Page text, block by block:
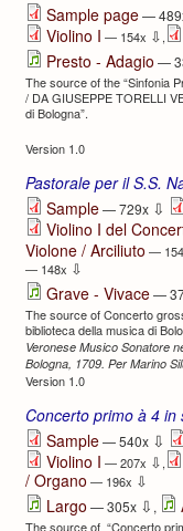
Sample page—
Violino I — 154x ⇩,
Presto - Adagio —
The source of the “Sinfonia
/ DA GIUSEPPE TORELLI
di Bologna”.
Version 1.0
Pastorale per il S.S.
Sample— 729x ⇩
Violino I del
Violone / Arciliuto —
— 148x ⇩
Grave - Vivace—
The source of Concerto
biblioteca della musica di
Veronese Musico Sonatore
Bologna, 1709. Per Marino
Version 1.0
Concerto primo à 4
Sample— 540x ⇩
Violino I — 207x ⇩,
/ Organo — 196x ⇩
Largo — 305x ⇩ ,
The source of “Concerto